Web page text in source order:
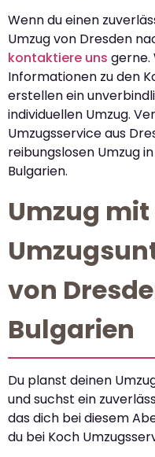
Wenn du einen
Umzug von Dresden
kontaktiere uns gerne.
Informationen zu den
erstellen ein
individuellen Umzug.
Umzugsservice aus
reibungslosen Umzug
Bulgarien.
Umzug
von
Bulgarien
Du planst deinen
und suchst ein
das dich bei diesem
du bei Koch